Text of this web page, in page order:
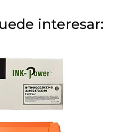
interesar: